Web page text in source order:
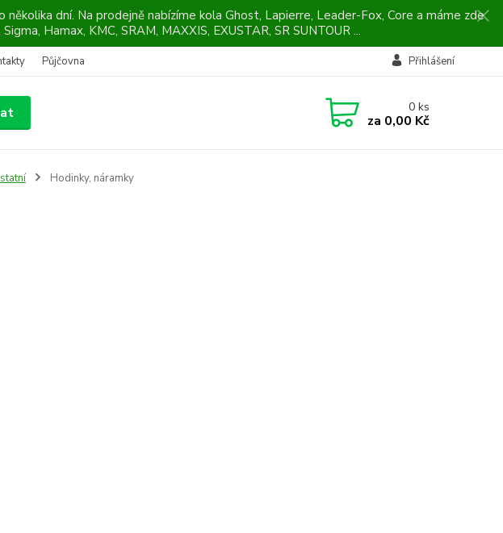
dní. Na prodejně nabízíme kola Ghost, Lapierre, Leader-Fox, Core a máme zde
Hamax, KMC, SRAM, MAXXIS, EXUSTAR, SR SUNTOUR ...
Půjčovna Přihlášení
0ks
za 0,00 Kč
Hodinky, náramky